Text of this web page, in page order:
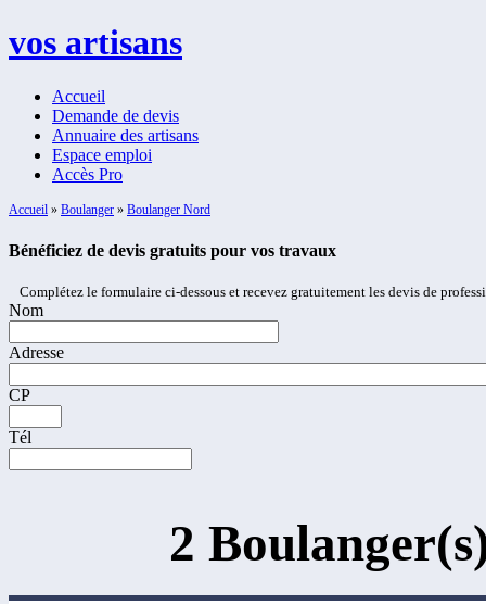
vos artisans
Accueil
Demande de devis
Annuaire des artisans
Espace emploi
Accès Pro
Accueil » Boulanger » Boulanger Nord
Bénéficiez de devis gratuits pour vos travaux
Complétez le formulaire ci-dessous et recevez gratuitement les devis de
Nom
Adresse
CP
Tél
2